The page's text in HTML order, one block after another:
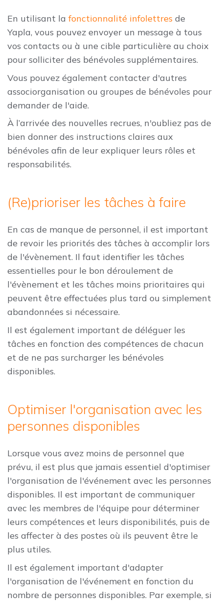
En utilisant la fonctionnalité infolettres de
Yapla, vous pouvez envoyer un message à tous
vos contacts ou à une cible particulière au choix
pour solliciter des bénévoles supplémentaires.
Vous pouvez également contacter d'autres
associorganisation ou groupes de bénévoles pour
demander de l'aide.
À l’arrivée des nouvelles recrues, n'oubliez pas de
bien donner des instructions claires aux
bénévoles afin de leur expliquer leurs rôles et
responsabilités.
(Re)prioriser les tâches à faire
En cas de manque de personnel, il est important
de revoir les priorités des tâches à accomplir lors
de l'évènement. Il faut identifier les tâches
essentielles pour le bon déroulement de
l'évènement et les tâches moins prioritaires qui
peuvent être effectuées plus tard ou simplement
abandonnées si nécessaire.
Il est également important de déléguer les
tâches en fonction des compétences de chacun
et de ne pas surcharger les bénévoles
disponibles.
Optimiser l'organisation avec les
personnes disponibles
Lorsque vous avez moins de personnel que
prévu, il est plus que jamais essentiel d'optimiser
l'organisation de l'événement avec les personnes
disponibles. Il est important de communiquer
avec les membres de l'équipe pour déterminer
leurs compétences et leurs disponibilités, puis de
les affecter à des postes où ils peuvent être le
plus utiles.
Il est également important d'adapter
l'organisation de l'événement en fonction du
nombre de personnes disponibles. Par exemple, si